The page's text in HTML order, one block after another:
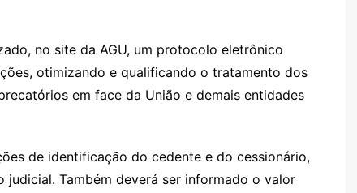
no site da AGU, um protocolo eletrônico
otimizando e qualificando o tratamento dos
em face da União e demais entidades
de identificação do cedente e do cessionário,
Também deverá ser informado o valor